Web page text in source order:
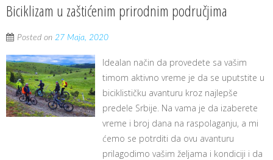
Biciklizam u zaštićenim prirodnim područjima
Posted on 27 Maja, 2020
Idealan način da provedete sa vašim
timom aktivno vreme je da se uputstite u
biciklističku avanturu kroz najlepše
predele Srbije. Na vama je da izaberete
vreme i broj dana na raspolaganju, a mi
ćemo se potrditi da ovu avanturu
prilagodimo vašim željama i kondiciji i da